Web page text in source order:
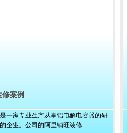
案例
一家专业生产从事铝电解电容器的研
企业。公司的阿里铺旺装修...